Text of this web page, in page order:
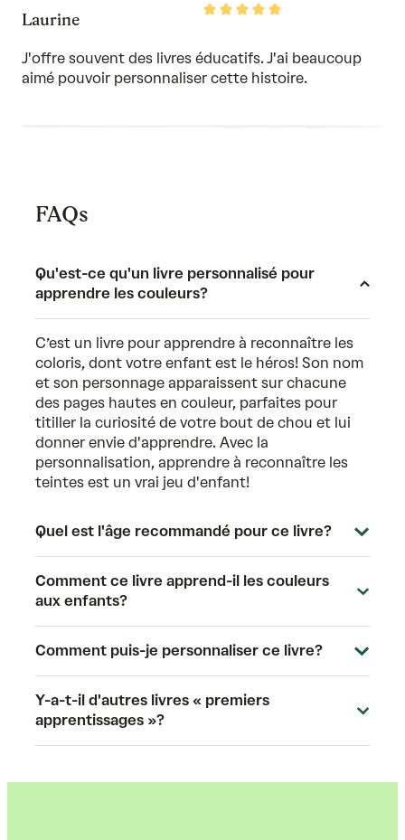
Rated
of
Laurine
J'offre souvent des livres éducatifs. J'ai beaucoup
aimé pouvoir personnaliser cette histoire.
FAQs
Qu'est-ce qu'un livre personnalisé pour
apprendre les couleurs?
C’est un livre pour apprendre à reconnaître les
coloris, dont votre enfant est le héros! Son nom
et son personnage apparaissent sur chacune
des pages hautes en couleur, parfaites pour
titiller la curiosité de votre bout de chou et lui
donner envie d'apprendre. Avec la
personnalisation, apprendre à reconnaître les
teintes est un vrai jeu d'enfant!
Quel est l'âge recommandé pour ce livre?
Comment ce livre apprend-il les couleurs
aux enfants?
Comment puis-je personnaliser ce livre?
Y-a-t-il d'autres livres « premiers
apprentissages »?